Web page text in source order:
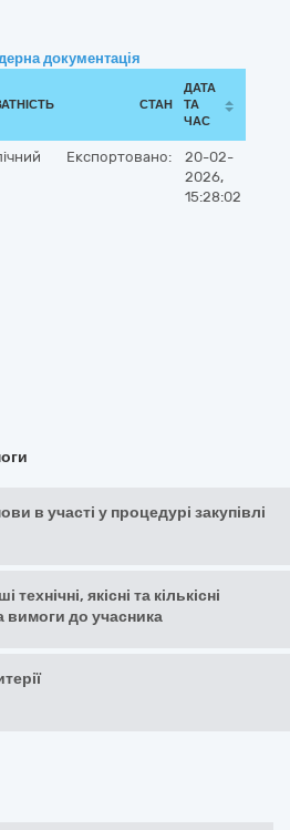
документація
СТАН
ДАТА
ТА
ЧАС
Експортовано:
20-02-
2026,
15:28:02
в участі у процедурі закупівлі
технічні, якісні та кількісні
вимоги до учасника